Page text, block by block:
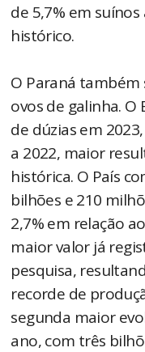
de 5,7% em
histórico.
O Paraná também
ovos de galinha.
de dúzias em
a 2022, maior
histórica. O País
bilhões e 210
2,7% em relação
maior valor já
pesquisa,
recorde de
segunda maior
ano, com três